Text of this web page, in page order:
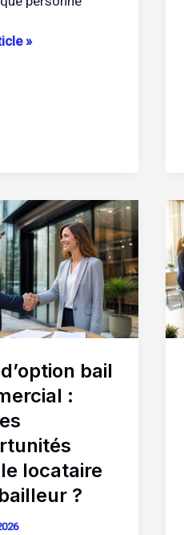
»
bail
:
locataire
?